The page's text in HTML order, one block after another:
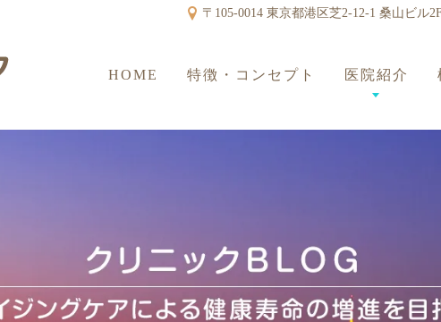
〒105-0014 東京都港区芝2-12-1 桑山ビル
HOME 特徴・コンセプト 医院紹介